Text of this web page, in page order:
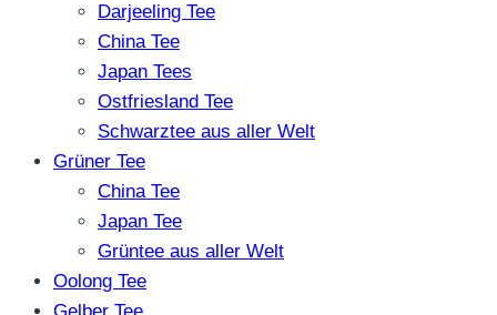
Darjeeling Tee
China Tee
Japan Tees
Ostfriesland Tee
Schwarztee aus aller Welt
Grüner Tee
China Tee
Japan Tee
Grüntee aus aller Welt
Oolong Tee